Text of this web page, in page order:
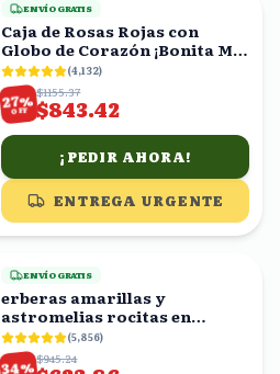
ENVÍO GRATIS
Caja de Rosas Rojas con
Globo de Corazón ¡Bonita Me
Encantas!
(4,132)
27%
OFF
$1155.37
$843.42
¡PEDIR AHORA!
ENTREGA URGENTE
ENVÍO GRATIS
erberas amarillas y
astromelias rocitas en
florero (5,856)
34%$945.24